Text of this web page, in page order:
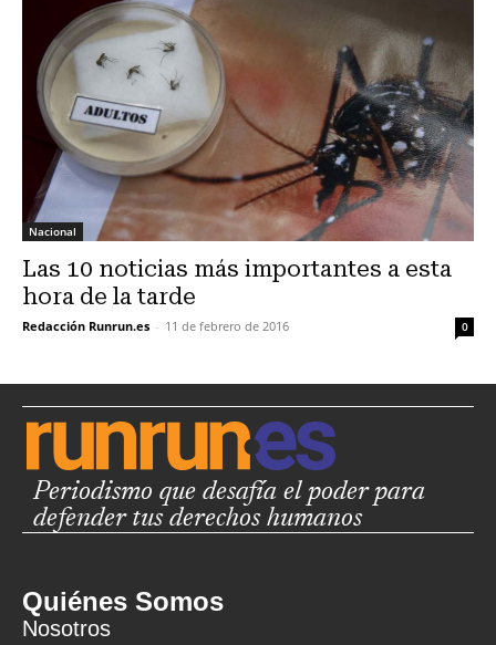
Nacional
Las 10 noticias más importantes a esta
hora de la tarde
Redacción Runrun.es - 11 de febrero de 2016 0
Periodismo que desafía el poder para
defender tus derechos humanos
Quiénes Somos
Nosotros